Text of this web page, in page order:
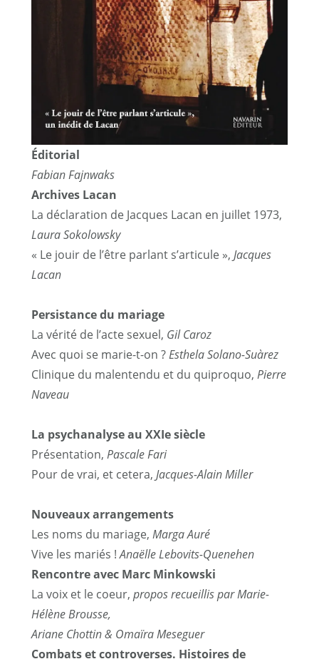
Éditorial
Fabian Fajnwaks
Archives Lacan
La déclaration de Jacques Lacan en juillet 1973,
Laura Sokolowsky
« Le jouir de l’être parlant s’articule », Jacques
Lacan
Persistance du mariage
La vérité de l’acte sexuel, Gil Caroz
Avec quoi se marie-t-on ?Esthela Solano-Suàrez
Clinique du malentendu et du quiproquo, Pierre
Naveau
La psychanalyse au XXIe siècle
Présentation, Pascale Fari
Pour de vrai, et cetera, Jacques-Alain Miller
Nouveaux arrangements
Les noms du mariage, Marga Auré
Vive les mariés !Anaëlle Lebovits-Quenehen
Rencontre avec Marc Minkowski
La voix et le coeur, propos recueillis par Marie-
Hélène Brousse,
Ariane Chottin & Omaïra Meseguer
Combats et controverses. Histoires de